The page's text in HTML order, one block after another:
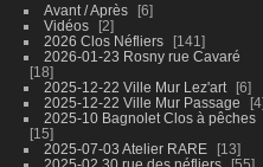
Avant / Après
6
Vidéos
2
2026 Clos Néfliers
141
2026-01-23 Rosny rue Cavaré
18
2025-12-22 Ville Mur Lez'art
6
2025-12-22 Ville Mur Passage
4
2025-10 Bagnolet Clos à pêches
15
2025-07-03 Atelier RARE
13
2025-02 30 rue des néfliers
55